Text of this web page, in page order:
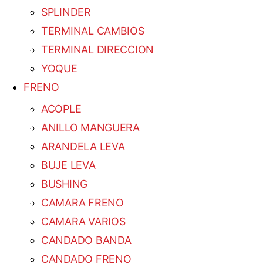
SPLINDER
TERMINAL CAMBIOS
TERMINAL DIRECCION
YOQUE
FRENO
ACOPLE
ANILLO MANGUERA
ARANDELA LEVA
BUJE LEVA
BUSHING
CAMARA FRENO
CAMARA VARIOS
CANDADO BANDA
CANDADO FRENO